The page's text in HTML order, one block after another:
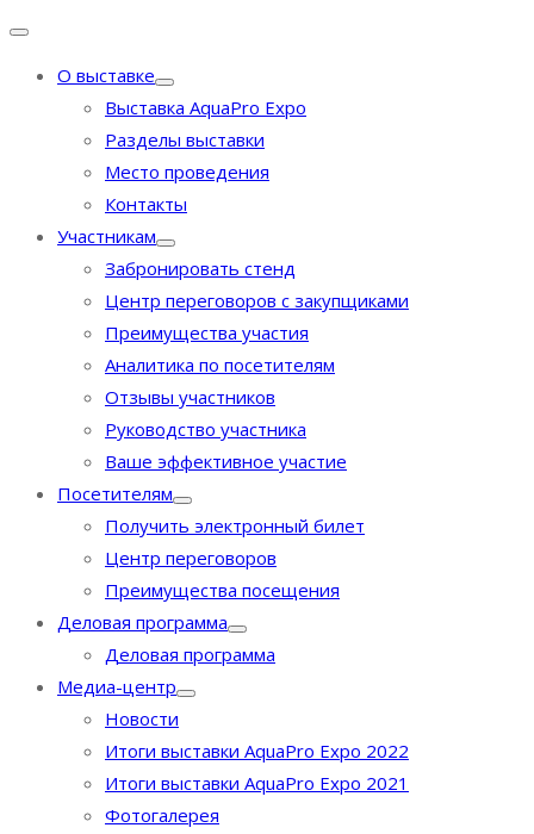
О выставке
Выставка AquaPro Expo
Разделы выставки
Место проведения
Контакты
Участникам
Забронировать стенд
Центр переговоров с закупщиками
Преимущества участия
Аналитика по посетителям
Отзывы участников
Руководство участника
Ваше эффективное участие
Посетителям
Получить электронный билет
Центр переговоров
Преимущества посещения
Деловая программа
Деловая программа
Медиа-центр
Новости
Итоги выставки AquaPro Expo 2022
Итоги выставки AquaPro Expo 2021
Фотогалерея